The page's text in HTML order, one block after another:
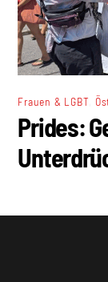
Frauen & LGBT
Prides: